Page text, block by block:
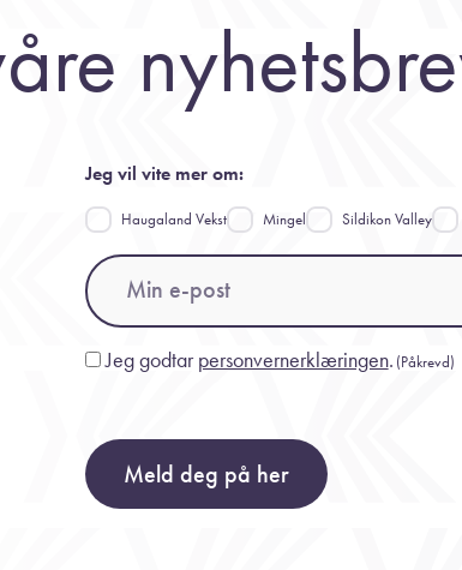
Jeg vil vite mer om:
Haugaland Vekst Mingel Sildikon Valley
Email
Consent(Påkrevd)
Jeg godtarpersonvernerklæringen. (Påkrevd)
Meld deg på her